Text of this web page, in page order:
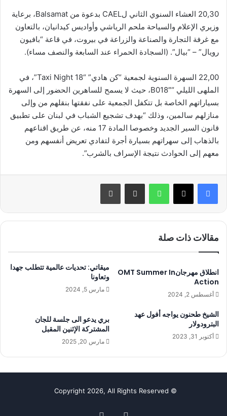
20,30 العشاء السنوي الثاني لCAEL بدعوة من Balsamat، برعاية
وزيري الإعلام والسياحة ملحم الرياشي وأواديس كيدانيان، بالتعاون
مع غرفة التجارة والصناعة والزراعة في بيروت، في قاعة “بافيون
رويال” – “بيال”. (السجادة الحمراء عند السابعة والنصف مساء).
22,00 السهرة السنوية لجمعية “كن هادي” “18 Taxi Night”، في
الملهى الليلي “B018″، حيث لا يسمح للساهرين الحضور إلى السهرة
بسياراتهم الخاصة بل تتكفل الجمعية على نفقتها بنقلهم من وإلى
منازلهم سالمين، وذلك “بهدف تشجيع الشباب في لبنان على تطبيق
قانون السير الجديد وخصوصا المادة 17 منه، عن طريق اقناعهم
بالذهاب إلى سهراتهم بسيارة أجرة لتفادي تعريض أنفسهم ومن
معهم إلى الحوادث نتيجة الإسراف بالشرب”.
واتساب مشاركة عبر البريد طباعة
مقالات ذات صلة
انطلاق مهرجانOMT Summer In
Action
أغسطس 2, 2024
ميقاتي: تحديات عالمية تتطلب جهدا
وتعاونا
مارس 5, 2024
الشيخ طحنون يواجه أفول عهد
البترودولار
أكتوبر 31, 2023
بري يدعو الى جلسة للجان
المشتركة الإثنين المقبل
مارس 20, 2025
© Copyright 2026, All Rights Reserved